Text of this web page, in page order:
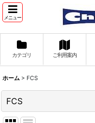
メニュー
カテゴリ ご利用案内
ホーム > FCS
FCS